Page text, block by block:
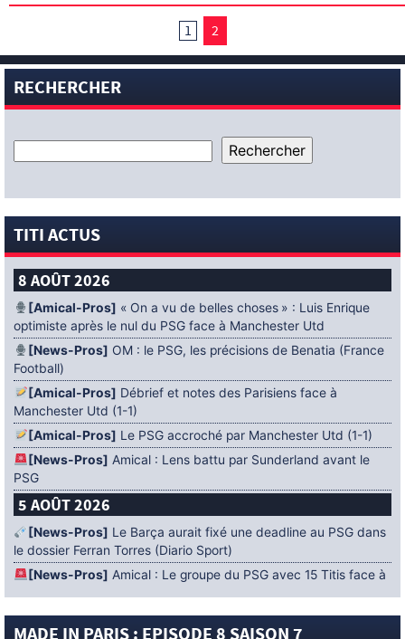
1 2
RECHERCHER
TITI ACTUS
8 AOÛT 2026
[Amical-Pros] « On a vu de belles choses » : Luis Enrique
optimiste après le nul du PSG face à Manchester Utd
[News-Pros] OM : le PSG, les précisions de Benatia (France
Football)
[Amical-Pros] Débrief et notes des Parisiens face à
Manchester Utd (1-1)
[Amical-Pros] Le PSG accroché par Manchester Utd (1-1)
[News-Pros] Amical : Lens battu par Sunderland avant le
PSG
5 AOÛT 2026
[News-Pros] Le Barça aurait fixé une deadline au PSG dans
le dossier Ferran Torres (Diario Sport)
[News-Pros] Amical : Le groupe du PSG avec 15 Titis face à
[News-Pros]Rumeur : Le Bayer Leverkusen aurait lancé des
négociations pour Ibrahim Mbaye (Ben Jacobs)